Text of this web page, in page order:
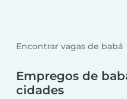
Encontrar vagas de babá
Empregos de
cidades